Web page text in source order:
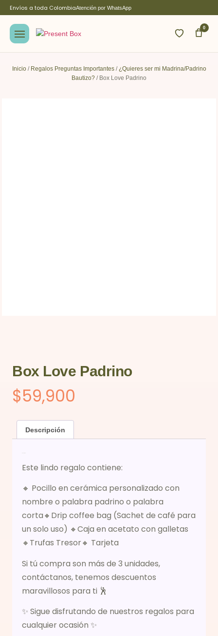
Envíos a toda ColombiaAtención por WhatsApp
0
Inicio/ Regalos Preguntas Importantes/¿Quieres ser mi Madrina/Padrino
Bautizo? / Box Love Padrino
Box Love Padrino
$59,900
Descripción
Este lindo regalo contiene:
🔸 Pocillo en cerámica personalizado con
nombre o palabra padrino o palabra
corta🔸Drip coffee bag (Sachet de café para
un solo uso) 🔸Caja en acetato con galletas
🔸Trufas Tresor🔸 Tarjeta
Si tú compra son más de 3 unidades,
contáctanos, tenemos descuentos
maravillosos para ti 🕺
✨ Sigue disfrutando de nuestros regalos para
cualquier ocasión ✨